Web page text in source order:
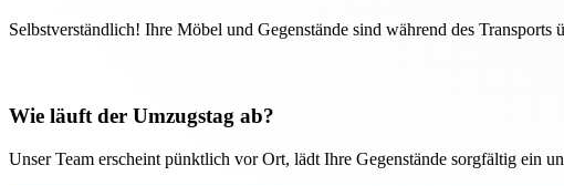
Selbstverständlich! Ihre Möbel und Gegenstände sind während des Transports
Wie läuft der Umzugstag ab?
Unser Team erscheint pünktlich vor Ort, lädt Ihre Gegenstände sorgfältig ein